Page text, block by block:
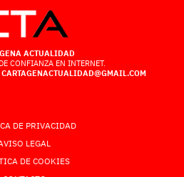
ACTUALIDAD
CONFIANZA EN INTERNET.
CARTAGENACTUALIDAD@GMAIL.COM
DE PRIVACIDAD
LEGAL
DE COOKIES